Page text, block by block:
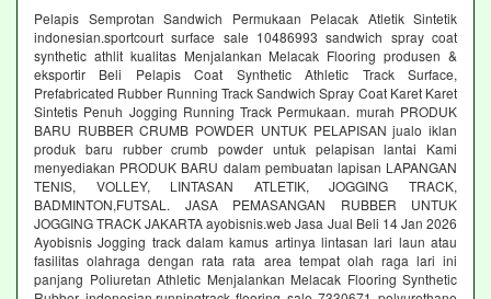
Pelapis Semprotan Sandwich Permukaan Pelacak Atletik Sintetik
indonesian.sportcourt surface sale 10486993 sandwich spray coat
synthetic athlit kualitas Menjalankan Melacak Flooring produsen &
eksportir Beli Pelapis Coat Synthetic Athletic Track Surface,
Prefabricated Rubber Running Track Sandwich Spray Coat Karet Karet
Sintetis Penuh Jogging Running Track Permukaan. murah PRODUK
BARU RUBBER CRUMB POWDER UNTUK PELAPISAN jualo iklan
produk baru rubber crumb powder untuk pelapisan lantai Kami
menyediakan PRODUK BARU dalam pembuatan lapisan LAPANGAN
TENIS, VOLLEY, LINTASAN ATLETIK, JOGGING TRACK,
BADMINTON,FUTSAL. JASA PEMASANGAN RUBBER UNTUK
JOGGING TRACK JAKARTA ayobisnis.web Jasa Jual Beli 14 Jan 2026
Ayobisnis Jogging track dalam kamus artinya lintasan lari laun atau
fasilitas olahraga dengan rata rata area tempat olah raga lari ini
panjang Poliuretan Athletic Menjalankan Melacak Flooring Synthetic